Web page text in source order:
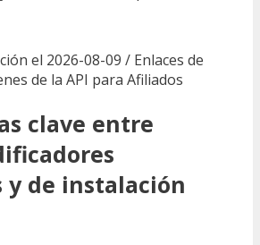
el 2026-08-09 / Enlaces de
de la API para Afiliados
clave entre
de instalación